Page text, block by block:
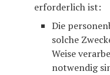
erforderlich ist:
Die
solche
Weise
notwendig